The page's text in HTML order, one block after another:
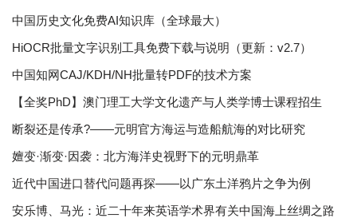
中国历史文化免费AI知识库（全球最大）
HiOCR批量文字识别工具免费下载与说明（更新：v2.7）
中国知网CAJ/KDH/NH批量转PDF的技术方案
【全奖PhD】澳门理工大学文化遗产与人类学博士课程招生
断裂还是传承?——元明官方海运与造船航海的对比研究
嬗变·渐变·因袭：北方海洋史视野下的元明鼎革
近代中国进口替代问题再探——以广东土洋鸦片之争为例
安乐博、马光：近二十年来英语学术界有关中国海上丝绸之路